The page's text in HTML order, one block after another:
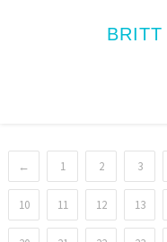
BRITT
← 1 2 3
10 11 12 13